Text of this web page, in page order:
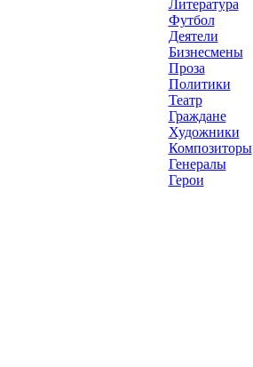
Литература
Футбол
Деятели
Бизнесмены
Проза
Политики
Театр
Граждане
Художники
Композиторы
Генералы
Герои